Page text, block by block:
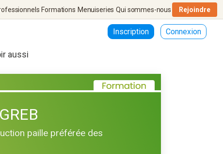
Formations Menuiseries Qui sommes-nous Rejoindre
Inscription Connexion
aussi
paille préférée des